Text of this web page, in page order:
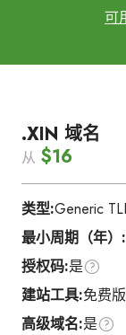
可
.XIN 域名
从 $16
类型:Generic
最小周期（年）:
授权码:是
建站工具:免费版
高级域名:是